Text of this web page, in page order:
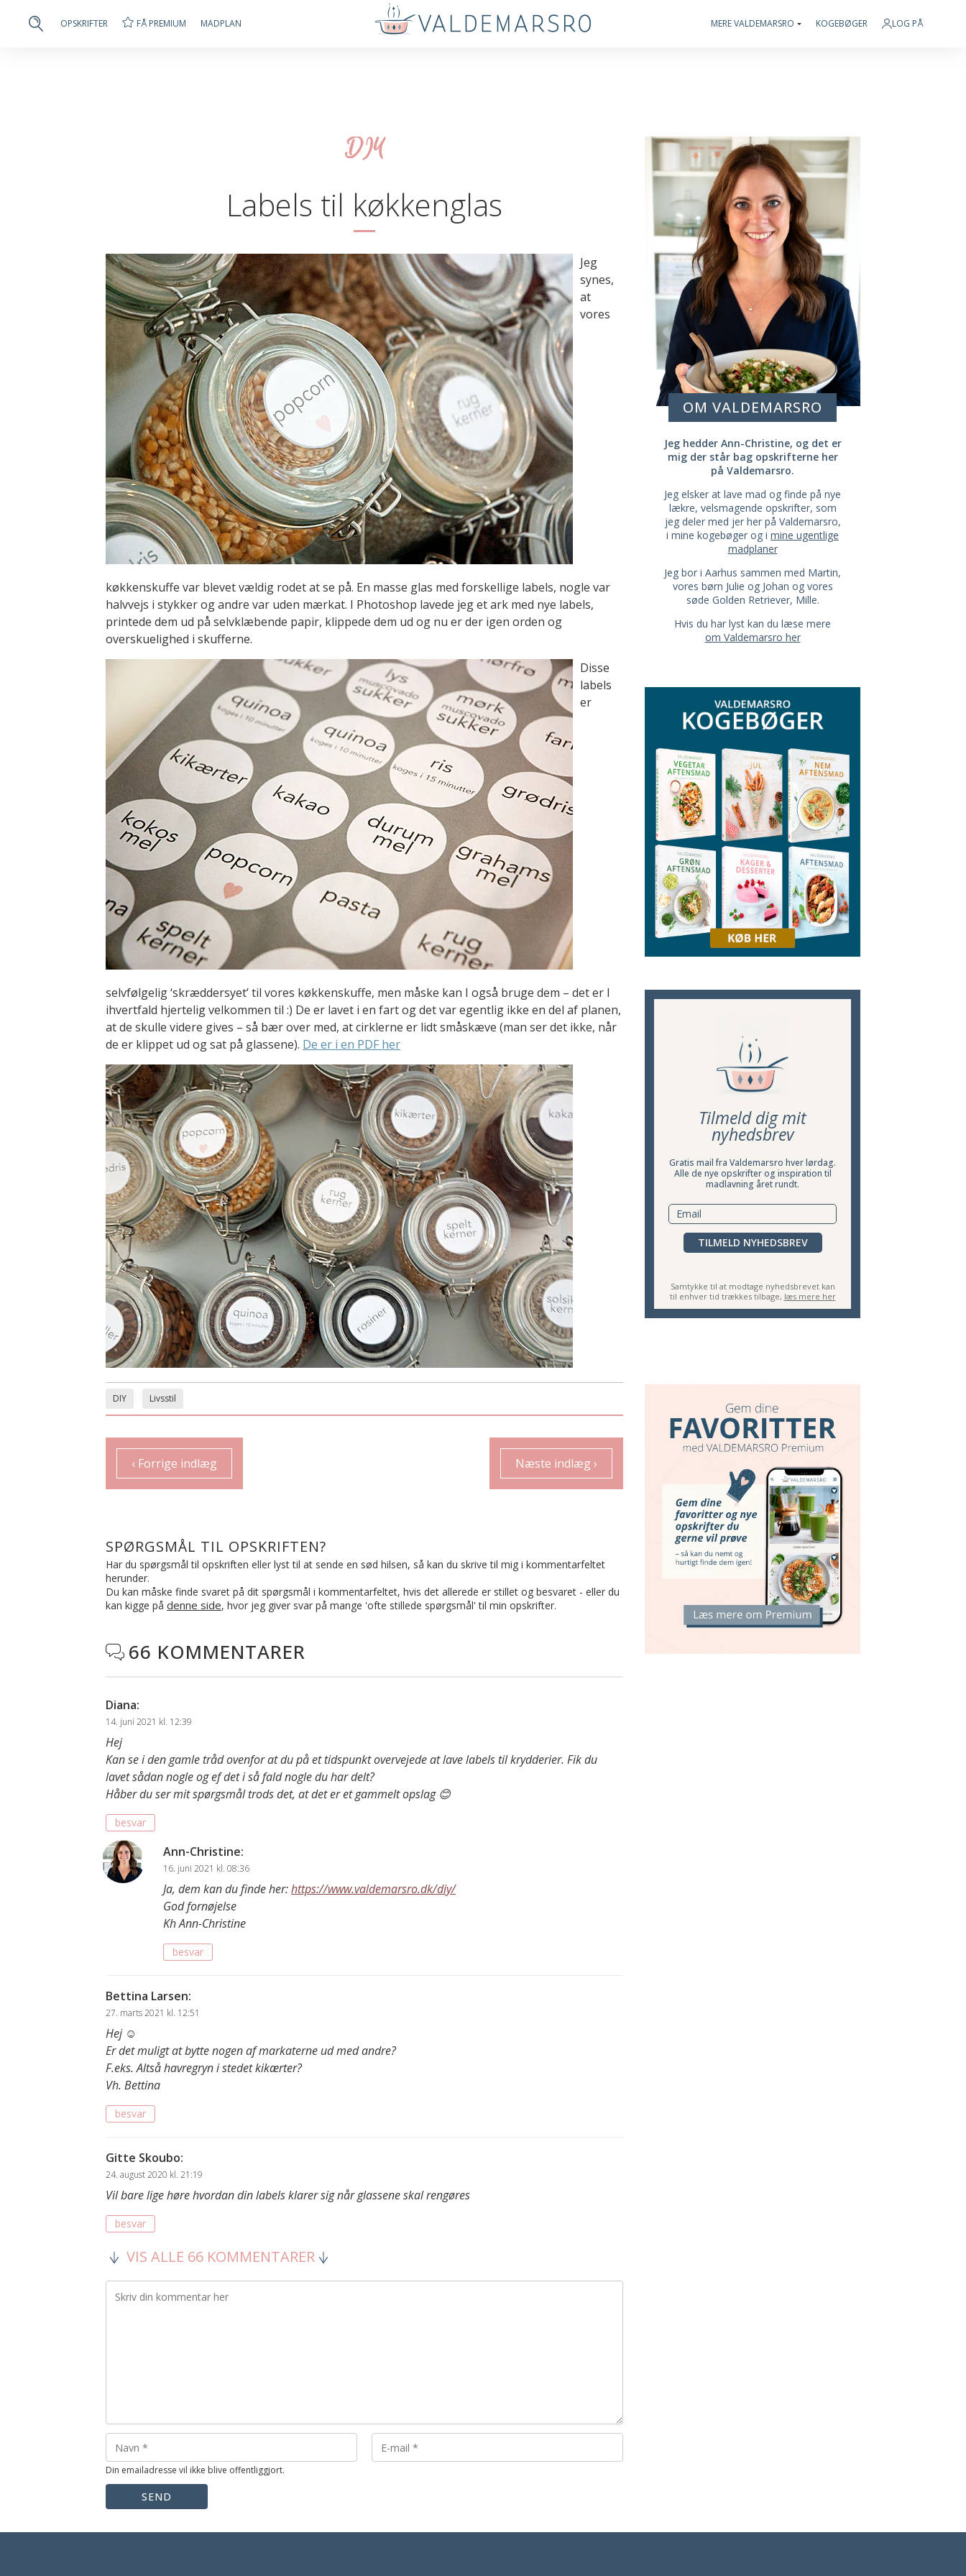
OPSKRIFTER FÅ PREMIUM MADPLAN MERE VALDEMARSRO KOGEBØGER LOG PÅ
DIY
Labels til køkkenglas
Jeg
synes,
at
vores
køkkenskuffe var blevet vældig rodet at se på. En masse glas med forskellige labels, nogle var
halvvejs i stykker og andre var uden mærkat. I Photoshop lavede jeg et ark med nye labels,
printede dem ud på selvklæbende papir, klippede dem ud og nu er der igen orden og
overskuelighed i skufferne.
Disse
labels
er
selvfølgelig ‘skræddersyet’ til vores køkkenskuffe, men måske kan I også bruge dem – det er I
ihvertfald hjertelig velkommen til :) De er lavet i en fart og det var egentlig ikke en del af planen,
at de skulle videre gives – så bær over med, at cirklerne er lidt småskæve (man ser det ikke, når
de er klippet ud og sat på glassene). De er i en PDF her
DIY Livsstil
‹ Forrige indlæg Næste indlæg ›
SPØRGSMÅL TIL OPSKRIFTEN?
Har du spørgsmål til opskriften eller lyst til at sende en sød hilsen, så kan du skrive til mig i kommentarfeltet
herunder.
Du kan måske finde svaret på dit spørgsmål i kommentarfeltet, hvis det allerede er stillet og besvaret - eller du
kan kigge på denne side, hvor jeg giver svar på mange 'ofte stillede spørgsmål' til min opskrifter.
 66 KOMMENTARER
Diana:
14. juni 2021 kl. 12:39
Hej
Kan se i den gamle tråd ovenfor at du på et tidspunkt overvejede at lave labels til krydderier. Fik du
lavet sådan nogle og ef det i så fald nogle du har delt?
Håber du ser mit spørgsmål trods det, at det er et gammelt opslag 😊
besvar
Ann-Christine:
16. juni 2021 kl. 08:36
Ja, dem kan du finde her:https://www.valdemarsro.dk/diy/
God fornøjelse
Kh Ann-Christine
besvar
Bettina Larsen:
27. marts 2021 kl. 12:51
Hej ☺️
Er det muligt at bytte nogen af markaterne ud med andre?
F.eks. Altså havregryn i stedet kikærter?
Vh. Bettina
besvar
Gitte Skoubo:
24. august 2020 kl. 21:19
Vil bare lige høre hvordan din labels klarer sig når glassene skal rengøres
besvar
VIS ALLE 66 KOMMENTARER
Din emailadresse vil ikke blive offentliggjort.
SEND
OM VALDEMARSRO
Jeg hedder Ann-Christine, og det er
mig der står bag opskrifterne her
på Valdemarsro.
Jeg elsker at lave mad og finde på nye
lækre, velsmagende opskrifter, som
jeg deler med jer her på Valdemarsro,
i mine kogebøger og i mine ugentlige
madplaner
Jeg bor i Aarhus sammen med Martin,
vores børn Julie og Johan og vores
søde Golden Retriever, Mille.
Hvis du har lyst kan du læse mere
om Valdemarsro her
Tilmeld dig mit
nyhedsbrev
Gratis mail fra Valdemarsro hver lørdag.
Alle de nye opskrifter og inspiration til
madlavning året rundt.
TILMELD NYHEDSBREV
Samtykke til at modtage nyhedsbrevet kan
til enhver tid trækkes tilbage, læs mere her